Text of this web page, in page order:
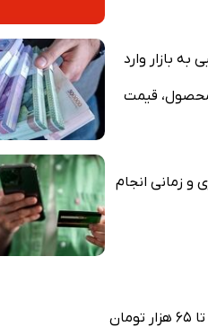
بازار وارد
محصول، قیمت
و زمانی انجام
رئیس اتحادیه بارفروشان در مورد قیمت گوجه فرنگی در عمده‌فروشی‌ها گفت: قیمت گوجه فرنگی به صورت عمده بین ۵۰ تا ۶۵ هزار تومان